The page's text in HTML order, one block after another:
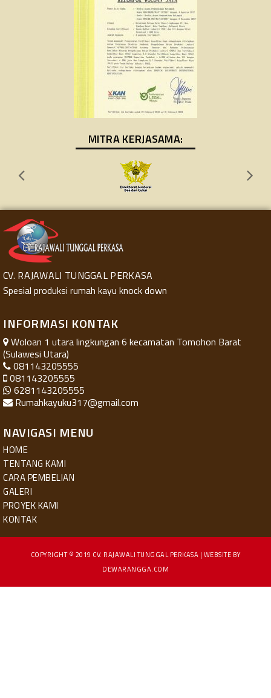
MITRA KERJASAMA:
CV. RAJAWALI TUNGGAL PERKASA
Spesial produksi rumah kayu knock down
INFORMASI KONTAK
Woloan 1 utara lingkungan 6 kecamatan Tomohon Barat
(Sulawesi Utara)
081143205555
081143205555
6281143205555
Rumahkayuku317@gmail.com
NAVIGASI MENU
HOME
TENTANG KAMI
CARA PEMBELIAN
GALERI
PROYEK KAMI
KONTAK
COPYRIGHT © 2019 CV. RAJAWALI TUNGGAL PERKASA | WEBSITE BY
DEWARANGGA.COM